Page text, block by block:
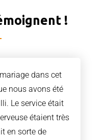
!
dans cet
nous avons été
Le service était
étaient très
en sorte de